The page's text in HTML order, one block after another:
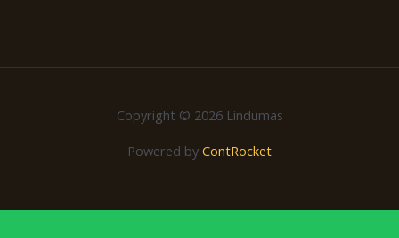
Copyright © 2026 Lindumas
Powered by ContRocket